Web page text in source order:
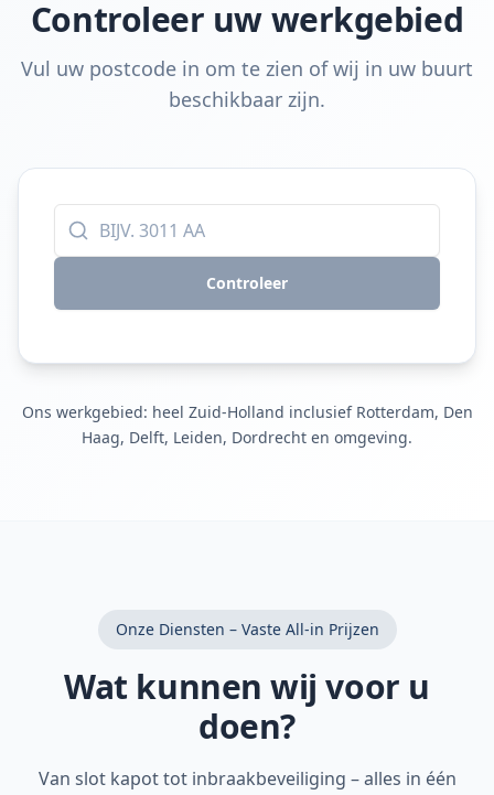
Controleer uw werkgebied
Vul uw postcode in om te zien of wij in uw buurt
beschikbaar zijn.
Controleer
Ons werkgebied: heel Zuid-Holland inclusief Rotterdam, Den
Haag, Delft, Leiden, Dordrecht en omgeving.
Onze Diensten – Vaste All-in Prijzen
Wat kunnen wij voor u
doen?
Van slot kapot tot inbraakbeveiliging – alles in één